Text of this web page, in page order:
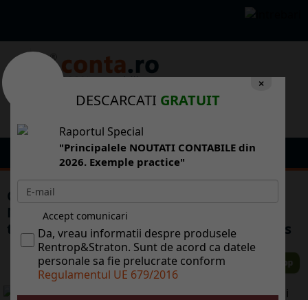
Ct cost invitaia la Forumul Economic
Mondial: 115.000 euro, preul pe care
trebuie s-l plteasc un participant la Davos
×
DESCARCATI GRATUIT
Raportul Special
"Principalele NOUTATI CONTABILE din
2026. Exemple practice"
Accept comunicari
Da, vreau informatii despre produsele
Rentrop&Straton. Sunt de acord ca datele
personale sa fie prelucrate conform
Regulamentul UE 679/2016